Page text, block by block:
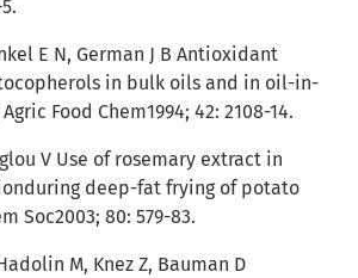
E N, German J B Antioxidant
in bulk oils and in oil-in-
Food Chem1994; 42: 2108-14.
V Use of rosemary extract in
deep-fat frying of potato
Soc2003; 80: 579-83.
M, Knez Z, Bauman D